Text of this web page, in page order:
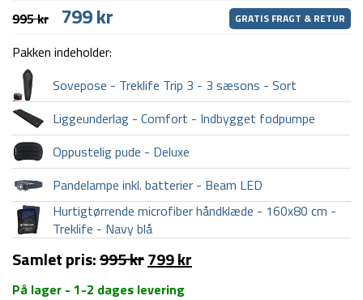
995kr Den
oprindelige
pris
995 kr.
799kr
799 kr.
GRATIS FRAGT & RETUR
Pakken indeholder:
Sovepose - Treklife Trip 3 - 3 sæsons - Sort
Liggeunderlag - Comfort - Indbygget fodpumpe
Oppustelig pude - Deluxe
Pandelampe inkl. batterier - Beam LED
Hurtigtørrende microfiber håndklæde - 160x80 cm -
Treklife - Navy blå
Samlet pris:995kr799kr
På lager - 1-2 dages levering